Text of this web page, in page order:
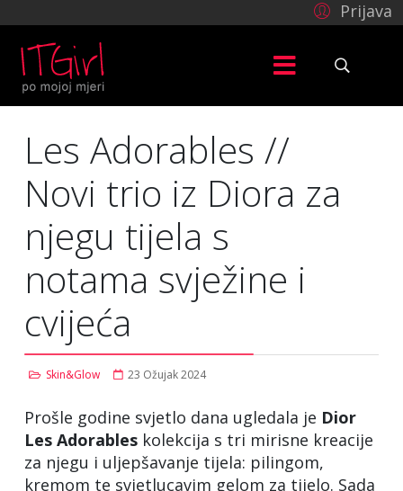
Prijava
Les Adorables //
Novi trio iz Diora za
njegu tijela s
notama svježine i
cvijeća
Skin&Glow 23 Ožujak 2024
Prošle godine svjetlo dana ugledala je Dior
Les Adorables kolekcija s tri mirisne kreacije
za njegu i uljepšavanje tijela: pilingom,
kremom te svjetlucavim gelom za tijelo. Sada